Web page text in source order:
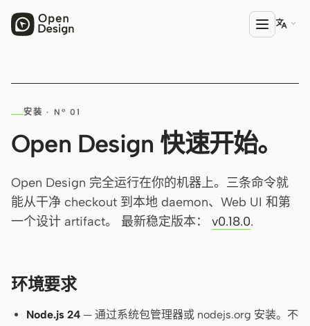
Open Design
HTML Anything
HTML Video
Codex Slides
Codex
Cursor Agent

安装 · Nº 01
Open Design 快速开始。
Open Design 完全运行在你的机器上。三条命令就
能从干净 checkout 到本地 daemon、Web UI 和第
一个设计 artifact。 最新稳定版本： v0.18.0.
环境要求
Node.js 24 — 通过系统包管理器或 nodejs.org 安装。不